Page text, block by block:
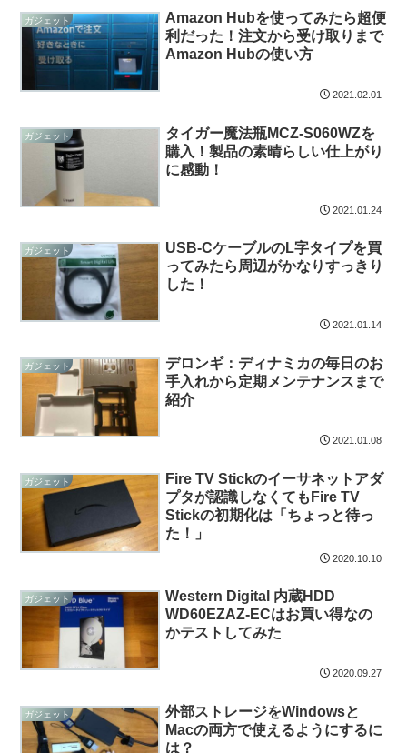
ガジェット
Amazon Hubを使ってみたら超便
利だった！注文から受け取りまで
Amazon Hubの使い方
2021.02.01
ガジェット
タイガー魔法瓶MCZ-S060WZを
購入！製品の素晴らしい仕上がり
に感動！
2021.01.24
ガジェット
USB-CケーブルのL字タイプを買
ってみたら周辺がかなりすっきり
した！
2021.01.14
ガジェット
デロンギ：ディナミカの毎日のお
手入れから定期メンテナンスまで
紹介
2021.01.08
ガジェット
Fire TV Stickのイーサネットアダ
プタが認識しなくてもFire TV
Stickの初期化は「ちょっと待っ
た！」
2020.10.10
ガジェット
Western Digital 内蔵HDD
WD60EZAZ-ECはお買い得なの
かテストしてみた
2020.09.27
ガジェット
外部ストレージをWindowsと
Macの両方で使えるようにするに
は？